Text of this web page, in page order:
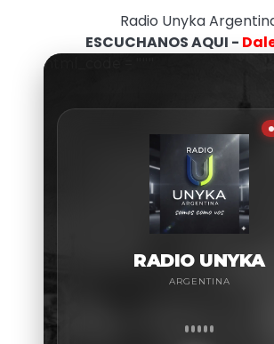
Radio Unyka
ESCUCHANOS AQUI -